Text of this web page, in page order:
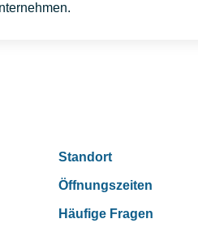
Standort
Öffnungszeiten
Häufige Fragen